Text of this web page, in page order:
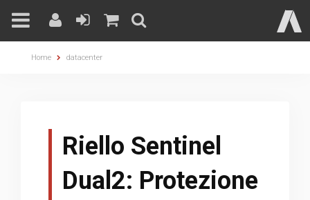
Home datacenter
Riello Sentinel
Dual2: Protezione